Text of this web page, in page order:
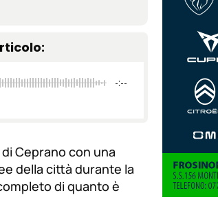
-:--
Ceprano con una
della città durante la
di quanto è